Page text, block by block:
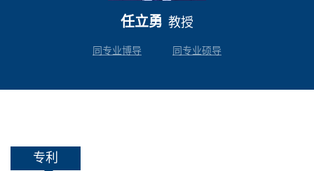
任立勇 教授
同专业博导 同专业硕导
专利